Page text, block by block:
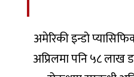
अमेरिकी इन्डो
अप्रिलमा पनि ५८ लाख